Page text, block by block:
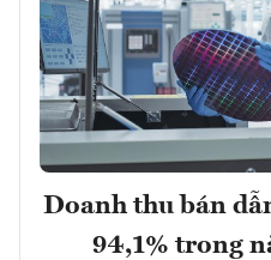
Doanh thu bán
94,1% trong